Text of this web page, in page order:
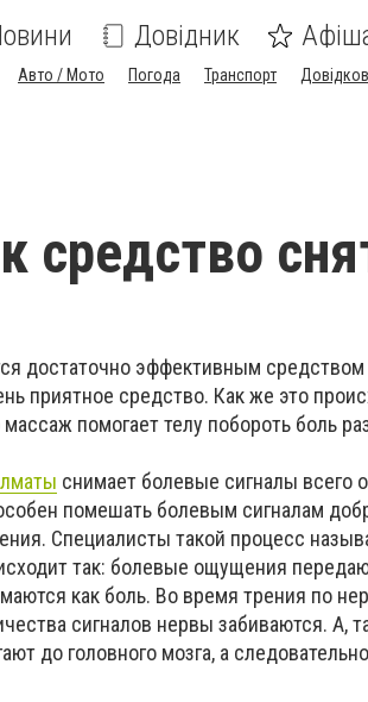
Довідник
Авто / Мото Погода Транспорт
средство
достаточно эффективным
приятное средство. Как же это
помогает телу побороть боль
снимает болевые сигналы всего
помешать болевым сигналам
Специалисты такой процесс
так: болевые ощущения
как боль. Во время трения по
сигналов нервы забиваются. А,
до головного мозга, а